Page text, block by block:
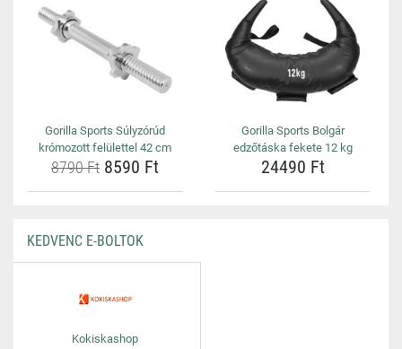
Gorilla Sports Súlyzórúd
krómozott felülettel 42 cm
8790 Ft 8590 Ft
Gorilla Sports Bolgár
edzőtáska fekete 12 kg
24490 Ft
KEDVENC E-BOLTOK
Kokiskashop